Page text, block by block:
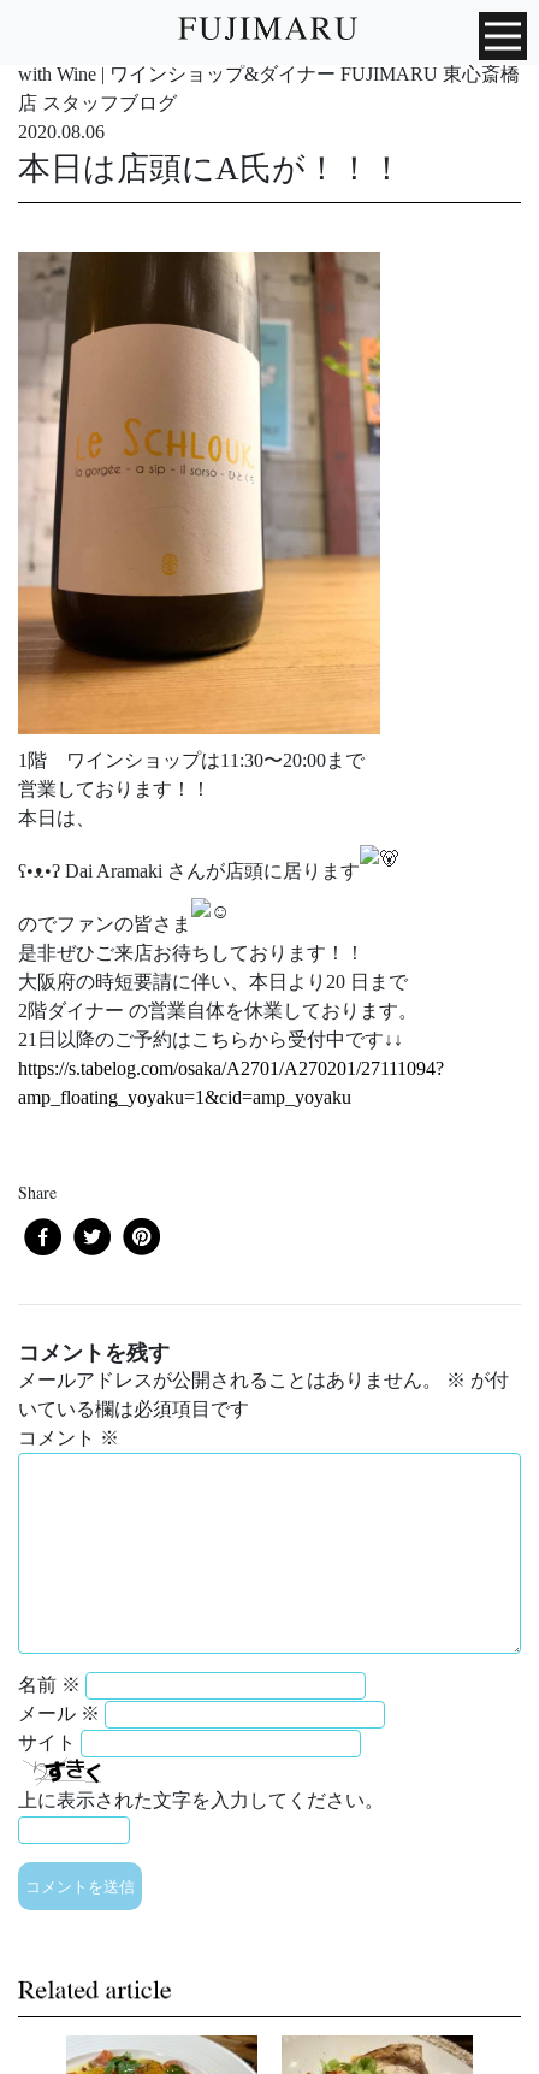
with Wine | ワインショップ&ダイナー FUJIMARU 東心斎橋
店 スタッフブログ
2020.08.06
本日は店頭にA氏が！！！
1階 ワインショップは11:30〜20:00まで
営業しております！！
本日は、
ʕ•ᴥ•ʔ Dai Aramaki さんが店頭に居ります
のでファンの皆さま
是非ぜひご来店お待ちしております！！
大阪府の時短要請に伴い、本日より20 日まで
2階ダイナー の営業自体を休業しております。
21日以降のご予約はこちらから受付中です↓↓
https://s.tabelog.com/osaka/A2701/A270201/27111094?
amp_floating_yoyaku=1&cid=amp_yoyaku
Share
コメントを残す
メールアドレスが公開されることはありません。 ※ が付
いている欄は必須項目です
コメント ※
名前 ※
メール ※
サイト
上に表示された文字を入力してください。